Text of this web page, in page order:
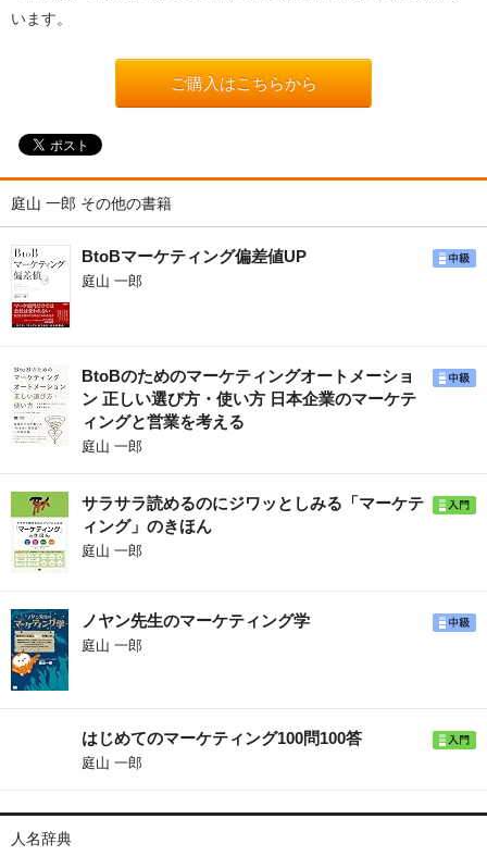
います。
ご購入はこちらから
庭山 一郎 その他の書籍
BtoBマーケティング偏差値UP
庭山 一郎
BtoBのためのマーケティングオートメーショ
ン 正しい選び方・使い方 日本企業のマーケテ
ィングと営業を考える
庭山 一郎
サラサラ読めるのにジワッとしみる「マーケテ
ィング」のきほん
庭山 一郎
ノヤン先生のマーケティング学
庭山 一郎
はじめてのマーケティング100問100答
庭山 一郎
人名辞典